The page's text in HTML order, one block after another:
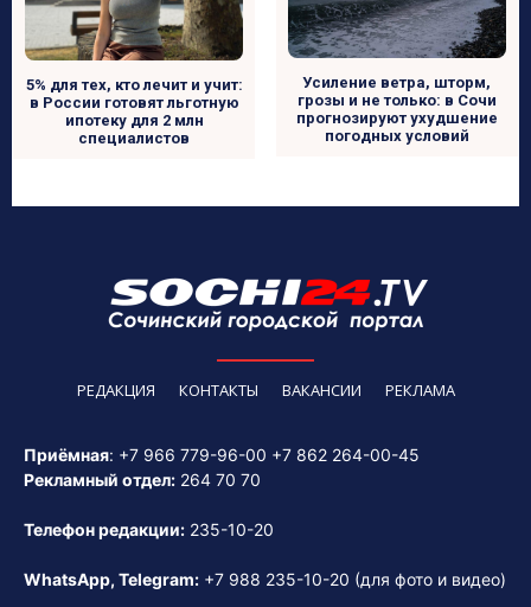
5% для тех, кто лечит и учит:
в России готовят льготную
ипотеку для 2 млн
специалистов
Усиление ветра, шторм,
грозы и не только: в Сочи
прогнозируют ухудшение
погодных условий
РЕДАКЦИЯ КОНТАКТЫ ВАКАНСИИ РЕКЛАМА
Приёмная: +7 966 779-96-00 +7 862 264-00-45
Рекламный отдел: 264 70 70
Телефон редакции: 235-10-20
WhatsApp, Telegram: +7 988 235-10-20 (для фото и видео)